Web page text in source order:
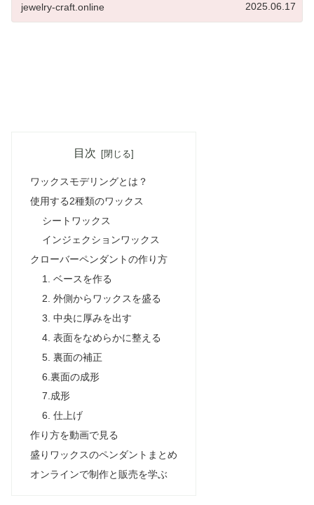
jewelry-craft.online 2025.06.17
目次
ワックスモデリングとは？
使用する2種類のワックス
シートワックス
インジェクションワックス
クローバーペンダントの作り方
1. ベースを作る
2. 外側からワックスを盛る
3. 中央に厚みを出す
4. 表面をなめらかに整える
5. 裏面の補正
6.裏面の成形
7.成形
6. 仕上げ
作り方を動画で見る
盛りワックスのペンダントまとめ
オンラインで制作と販売を学ぶ